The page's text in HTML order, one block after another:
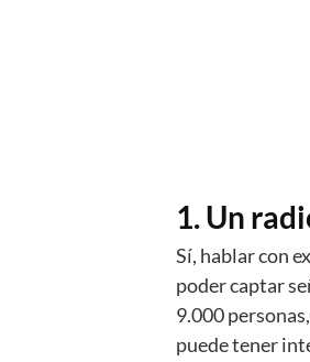
1. Un
Sí, hablar con
poder captar
9.000
puede tener